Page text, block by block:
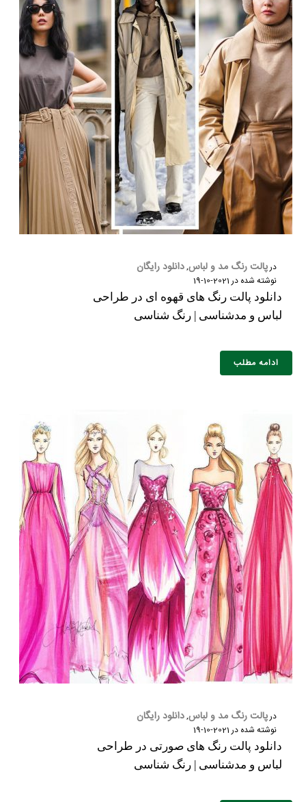
درپالت رنگ مد و لباس,دانلود رایگان
نوشته شده در2021-10-19
دانلود پالت رنگ های قهوه ای در طراحی
لباس و مدشناسی | رنگ شناسی
ادامه مطلب
درپالت رنگ مد و لباس,دانلود رایگان
نوشته شده در2021-10-19
دانلود پالت رنگ های صورتی در طراحی
لباس و مدشناسی | رنگ شناسی